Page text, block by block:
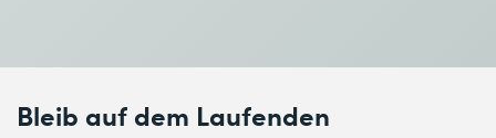
Bleib auf dem Laufenden